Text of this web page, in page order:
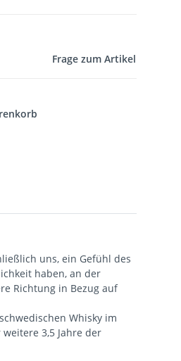
Frage zum Artikel
uns, ein Gefühl des
haben, an der
Richtung in Bezug auf
Whisky im
3,5 Jahre der